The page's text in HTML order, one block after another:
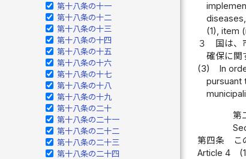
第十八条の十一
第十八条の十二
第十八条の十三
第十八条の十四
第十八条の十五
第十八条の十六
第十八条の十七
第十八条の十八
第十八条の十九
第十八条の二十
第十八条の二十一
第十八条の二十二
第十八条の二十三
第十八条の二十四
(1), item
３
国は、
確保に関
(3)
In
pursuant
第
第四条
こ
Article 4